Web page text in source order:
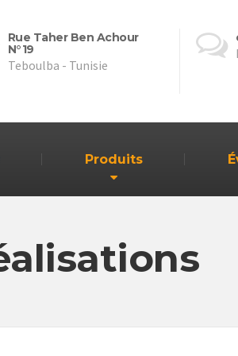
Rue Taher Ben Achour
N°19
Teboulba - Tunisie
Produits